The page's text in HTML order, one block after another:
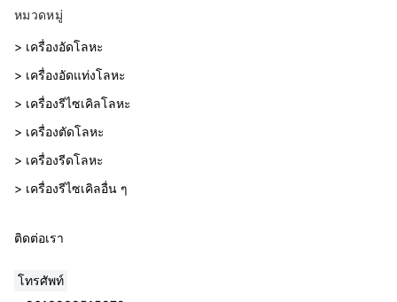
หมวดหมู่
> เครื่องอัดโลหะ
> เครื่องอัดแท่งโลหะ
> เครื่องรีไซเคิลโลหะ
> เครื่องตัดโลหะ
> เครื่องรีดโลหะ
> เครื่องรีไซเคิลอื่น ๆ
ติดต่อเรา
โทรศัพท์